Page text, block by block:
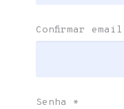
Confirmar email
Senha *